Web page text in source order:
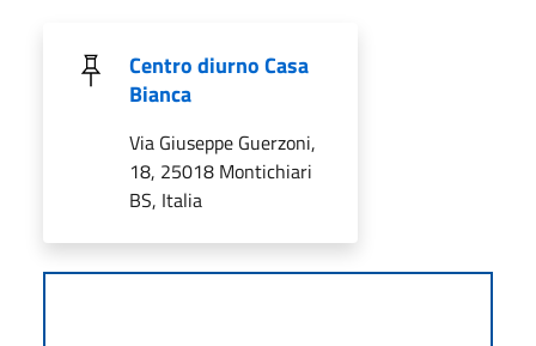
Centro diurno Casa
Bianca
Via Giuseppe Guerzoni,
18, 25018 Montichiari
BS, Italia